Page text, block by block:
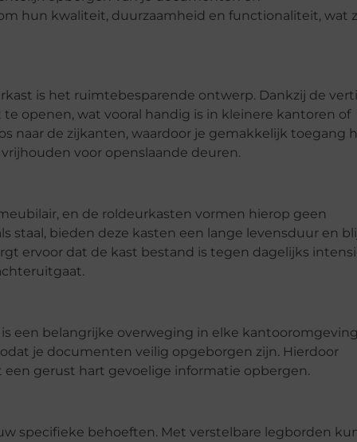
hun kwaliteit, duurzaamheid en functionaliteit, wat
is het ruimtebesparende ontwerp. Dankzij de
openen, wat vooral handig is in kleinere kantoren of
naar de zijkanten, waardoor je gemakkelijk toegang
voor openslaande deuren.
en de roldeurkasten vormen hierop geen
staal, bieden deze kasten een lange levensduur en
ervoor dat de kast bestand is tegen dagelijks
een belangrijke overweging in elke
je documenten veilig opgeborgen zijn. Hierdoor
gerust hart gevoelige informatie opbergen.
specifieke behoeften. Met verstelbare legborden